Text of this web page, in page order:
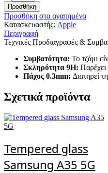
Glass
-
for
Iphone
13
ποσότητα
Προσθήκη
Προσθήκη στα αγαπημένα
Κατασκευαστής: Apple
Περιγραφή
Τεχνικές Προδιαγραφές &
Συμβατότητα: Το τζάμι
Σκληρότητα 9H: Παρέχει
Πάχος 0.3mm: Διατηρεί
Σχετικά προϊόντα
Tempered glass
Samsung A35 5G